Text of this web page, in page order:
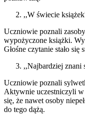
,,W świecie
Uczniowie poznali
wypożyczone książki.
Głośne czytanie stało się
,,Najbardziej znani
Uczniowie poznali
Aktywnie uczestniczyli
się, że nawet osoby
do tego dążą.